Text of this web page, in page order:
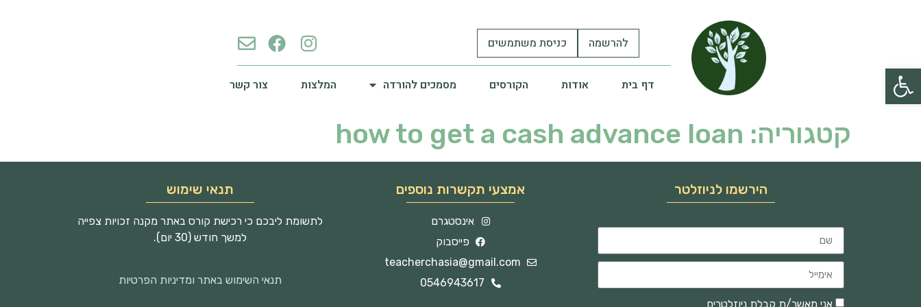
פתח סרגל נגישות
להרשמה כניסת משתמשים
דף בית אודות הקורסים מסמכים להורדה המלצות צור קשר
קטגוריה: how to get a cash advance loan
הירשמו לניוזלטר
אני מאשר/ת קבלת ניוזלטרים
אמצעי תקשרות נוספים
אינסטגרם
פייסבוק
teacherchasia@gmail.com
0546943617
תנאי שימוש
לתשומת ליבכם כי רכישת קורס באתר מקנה זכויות צפייה
למשך חודש (30 יום).
תנאי השימוש באתר ומדיניות הפרטיות